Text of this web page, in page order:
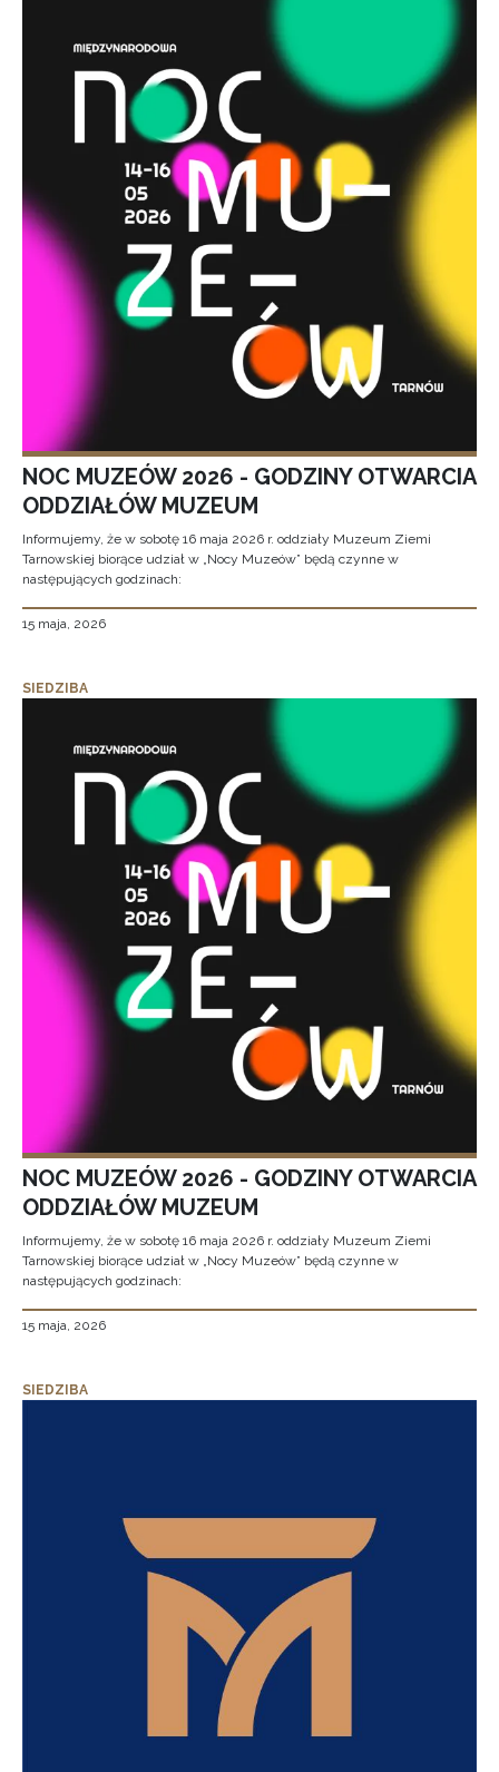
NOC MUZEÓW 2026 - GODZINY OTWARCIA
ODDZIAŁÓW MUZEUM
Informujemy, że w sobotę 16 maja 2026 r. oddziały Muzeum Ziemi
Tarnowskiej biorące udział w „Nocy Muzeów” będą czynne w
następujących godzinach:
15 maja, 2026
SIEDZIBA
NOC MUZEÓW 2026 - GODZINY OTWARCIA
ODDZIAŁÓW MUZEUM
Informujemy, że w sobotę 16 maja 2026 r. oddziały Muzeum Ziemi
Tarnowskiej biorące udział w „Nocy Muzeów” będą czynne w
następujących godzinach:
15 maja, 2026
SIEDZIBA